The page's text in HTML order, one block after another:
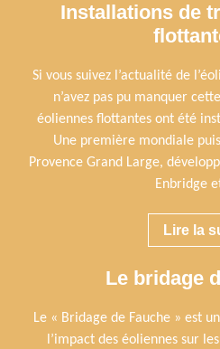
Installations de
Si vous suivez l’actualité de
n’avez pas pu manquer
éoliennes flottantes ont été
Une première mondiale
Provence Grand Large,
Enbridge
Lire la
Le bridage
Le « Bridage de Fauche » est
l’impact des éoliennes sur